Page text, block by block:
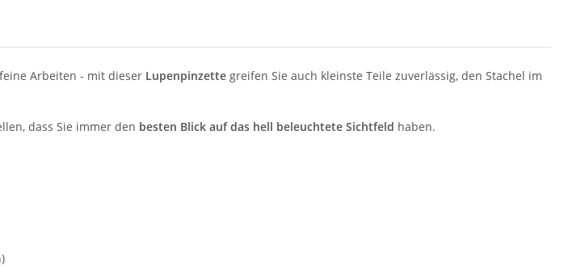
Arbeiten - mit dieser Lupenpinzette greifen Sie auch kleinste Teile zuverlässig, den Stachel im
dass Sie immer den besten Blick auf das hell beleuchtete Sichtfeld haben.